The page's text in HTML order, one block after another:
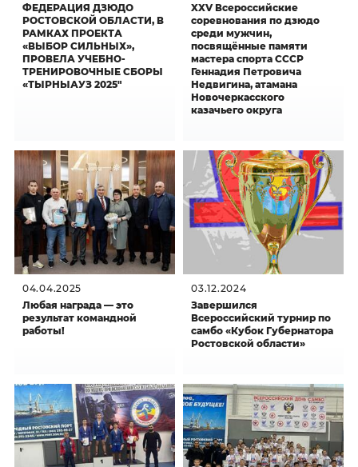
ФЕДЕРАЦИЯ ДЗЮДО
РОСТОВСКОЙ ОБЛАСТИ, В
РАМКАХ ПРОЕКТА
«ВЫБОР СИЛЬНЫХ»,
ПРОВЕЛА УЧЕБНО-
ТРЕНИРОВОЧНЫЕ СБОРЫ
«ТЫРНЫАУЗ 2025"
XXV Всероссийские
соревнования по дзюдо
среди мужчин,
посвящённые памяти
мастера спорта СССР
Геннадия Петровича
Недвигина, атамана
Новочеркасского
казачьего округа
04.04.2025
Любая награда — это
результат командной
работы!
03.12.2024
Завершился
Всероссийский турнир по
самбо «Кубок Губернатора
Ростовской области»